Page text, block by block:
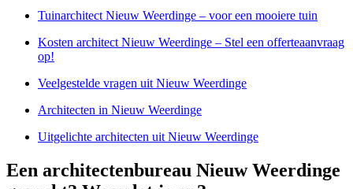
Tuinarchitect Nieuw Weerdinge – voor een mooiere tuin
Kosten architect Nieuw Weerdinge – Stel een offerteaanvraag
op!
Veelgestelde vragen uit Nieuw Weerdinge
Architecten in Nieuw Weerdinge
Uitgelichte architecten uit Nieuw Weerdinge
Een architectenbureau Nieuw Weerdinge